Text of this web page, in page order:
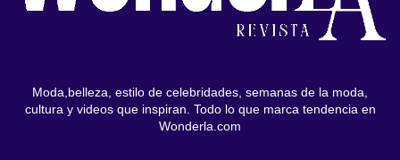
Moda,belleza, estilo de celebridades, semanas de la moda,
cultura y videos que inspiran. Todo lo que marca tendencia en
Wonderla.com